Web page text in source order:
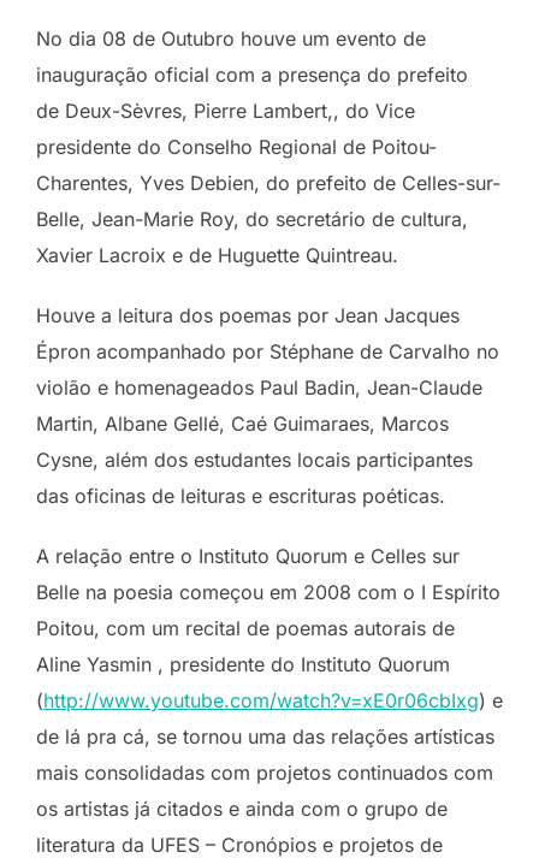
No dia 08 de Outubro houve um evento de
inauguração oficial com a presença do prefeito
de Deux-Sèvres, Pierre Lambert,, do Vice
presidente do Conselho Regional de Poitou-
Charentes, Yves Debien, do prefeito de Celles-sur-
Belle, Jean-Marie Roy, do secretário de cultura,
Xavier Lacroix e de Huguette Quintreau.
Houve a leitura dos poemas por Jean Jacques
Épron acompanhado por Stéphane de Carvalho no
violão e homenageados Paul Badin, Jean-Claude
Martin, Albane Gellé, Caé Guimaraes, Marcos
Cysne, além dos estudantes locais participantes
das oficinas de leituras e escrituras poéticas.
A relação entre o Instituto Quorum e Celles sur
Belle na poesia começou em 2008 com o I Espírito
Poitou, com um recital de poemas autorais de
Aline Yasmin , presidente do Instituto Quorum
(http://www.youtube.com/watch?v=xE0r06cbIxg) e
de lá pra cá, se tornou uma das relações artísticas
mais consolidadas com projetos continuados com
os artistas já citados e ainda com o grupo de
literatura da UFES – Cronópios e projetos de